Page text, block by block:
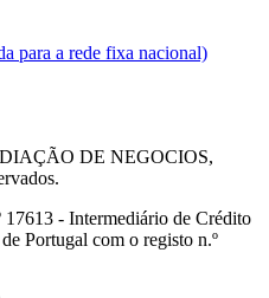
para a rede fixa nacional)
DE NEGOCIOS,
- Intermediário de Crédito
Portugal com o registo n.º